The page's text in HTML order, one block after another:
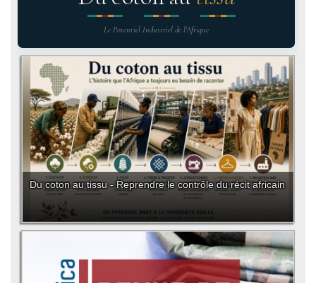
Le Potentiel Industriel de l'Afrique
Du coton au tissu - Reprendre le contrôle du récit africain